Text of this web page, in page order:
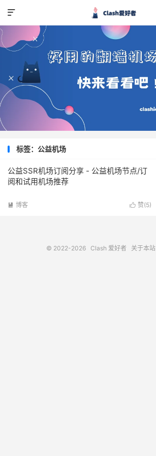

标签：公益机场
公益SSR机场订阅分享 - 公益机场节点/订
阅和试用机场推荐
 赞(5)
 博客
© 2022-2026 Clash 爱好者 关于本站